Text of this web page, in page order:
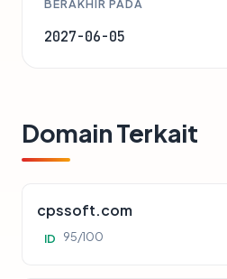
BERAKHIR PADA
2027-06-05
Domain Terkait
cpssoft.com
ID 95/100